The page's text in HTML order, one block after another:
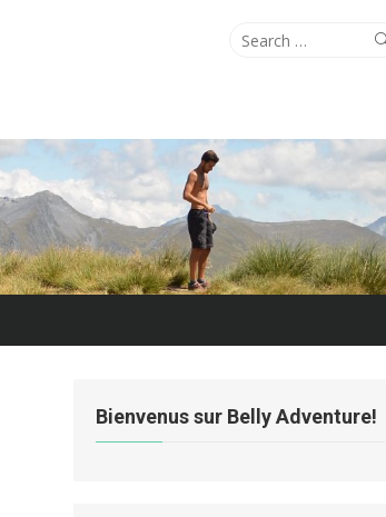
Search
Bienvenus sur Belly Adventure!